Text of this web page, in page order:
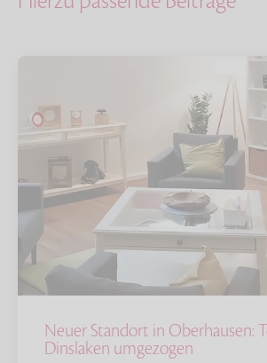
Neuer Standort in Oberhausen:
Dinslaken umgezogen